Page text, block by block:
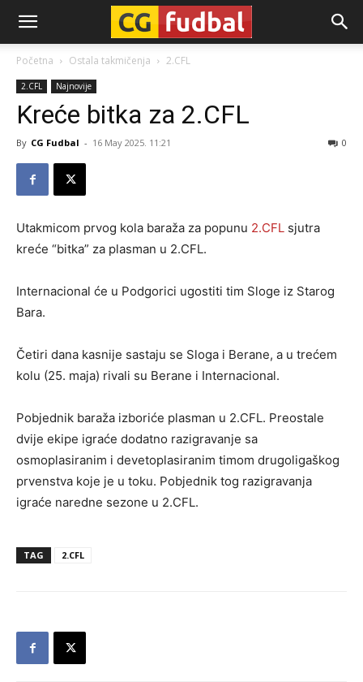
CG-
Fudbal
Početna Ostala takmičenja 2.CFL
2.CFL Najnovije
Kreće bitka za 2.CFL
By CG Fudbal - 16 May 2025. 11:21 0
Utakmicom prvog kola baraža za popunu 2.CFL sjutra
kreće “bitka” za plasman u 2.CFL.
Internacional će u Podgorici ugostiti tim Sloge iz Starog
Bara.
Četiri dana kasnije sastaju se Sloga i Berane, a u trećem
kolu (25. maja) rivali su Berane i Internacional.
Pobjednik baraža izboriće plasman u 2.CFL. Preostale
dvije ekipe igraće dodatno razigravanje sa
osmoplasiranim i devetoplasiranim timom drugoligaškog
prvenstva koje je u toku. Pobjednik tog razigravanja
igraće naredne sezone u 2.CFL.
TAG 2.CFL